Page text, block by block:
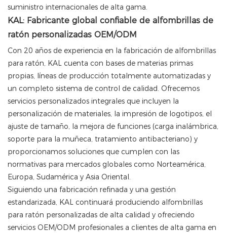
suministro internacionales de alta gama.
KAL: Fabricante global confiable de alfombrillas de
ratón personalizadas OEM/ODM
Con 20 años de experiencia en la fabricación de alfombrillas
para ratón, KAL cuenta con bases de materias primas
propias, líneas de producción totalmente automatizadas y
un completo sistema de control de calidad. Ofrecemos
servicios personalizados integrales que incluyen la
personalización de materiales, la impresión de logotipos, el
ajuste de tamaño, la mejora de funciones (carga inalámbrica,
soporte para la muñeca, tratamiento antibacteriano) y
proporcionamos soluciones que cumplen con las
normativas para mercados globales como Norteamérica,
Europa, Sudamérica y Asia Oriental.
Siguiendo una fabricación refinada y una gestión
estandarizada, KAL continuará produciendo alfombrillas
para ratón personalizadas de alta calidad y ofreciendo
servicios OEM/ODM profesionales a clientes de alta gama en